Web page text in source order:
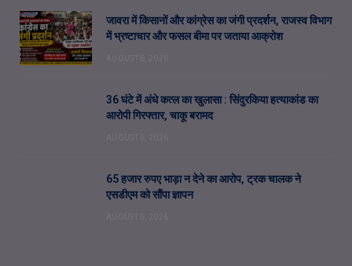
जावरा में किसानों और कांग्रेस का जंगी प्रदर्शन, राजस्व विभाग
में भ्रष्टाचार और फसल बीमा पर जताया आक्रोश
36 घंटे में अंधे कत्ल का खुलासा : सिंदुरकिया हत्याकांड का
आरोपी गिरफ्तार, चाकू बरामद
65 हजार रुपए भाड़ा न देने का आरोप, ट्रक चालक ने
एसडीएम को सौंपा ज्ञापन